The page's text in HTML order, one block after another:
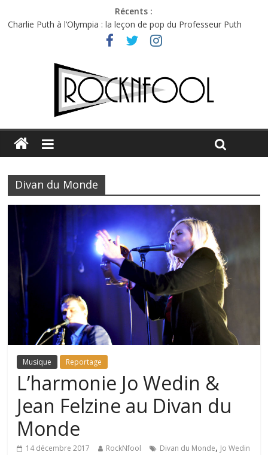
Récents :
Charlie Puth à l’Olympia : la leçon de pop du Professeur Puth
Festival Triptyque : un nouveau festival de musique indépendant
Hellfest 2026 vendredi : température et émotions en hausse
Hellfest 2026 jeudi : impossible de choisir entre chaleur et bonne
Première édition du Midgard Festival : entre bière, métal et
Divan du Monde
Musique Reportage
L’harmonie Jo Wedin &
Jean Felzine au Divan du
Monde
14 décembre 2017 RockNfool Divan du Monde, Jo Wedin